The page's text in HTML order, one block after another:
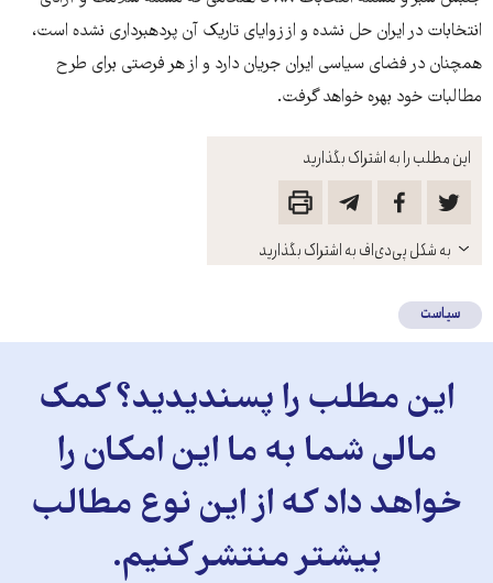
این مطلب را به اشتراک بگذارید
باز
کنید
به شکل پی‌دی‌اف به اشتراک بگذارید
انتخابات در ایران حل نشده و از زوایای تاریک آن پرده‎برداری نشده است،
همچنان در فضای سیاسی ایران جریان دارد و از هر فرصتی برای طرح
مطالبات خود بهره خواهد گرفت.
سیاست
این مطلب را پسندیدید؟ کمک
مالی شما به ما این امکان را
خواهد داد که از این نوع مطالب
بیشتر منتشر کنیم.